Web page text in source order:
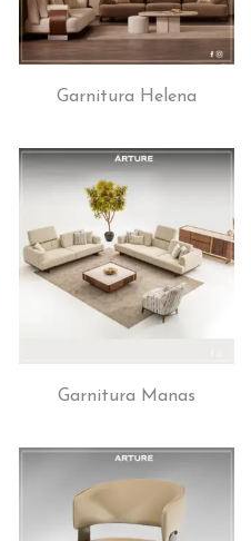
Garnitura Helena
Garnitura Manas